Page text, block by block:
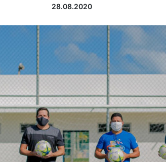
28.08.2020